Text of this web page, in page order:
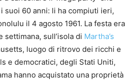
suoi 60 anni: li ha compiuti ieri,
il 4 agosto 1961. La festa era
settimana, sull’isola di Martha’s
luogo di ritrovo dei ricchi e
e democratici, degli Stati Uniti,
hanno acquistato una proprietà